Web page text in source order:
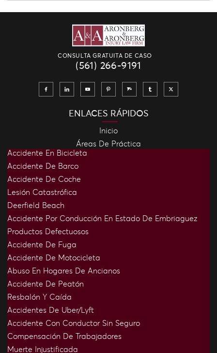
CONSULTA GRATUITA DE CASO
(561) 266-9191
ENLACES RÁPIDOS
Inicio
Áreas De Práctica
Accidente En Bicicleta
Accidente De Barco
Accidente De Coche
Lesión Catastrófica
Deerfield Beach
Accidente Por Conducción En Estado De Embriaguez
Productos Defectuosos
Accidente De Fuga
Accidente De Motocicleta
Abuso En Hogares De Ancianos
Accidente De Peatón
Resbalón Y Caída
Accidentes De Uber/Lyft
Accidente Con Conductor Sin Seguro
Compensación De Trabajadores
Muerte Injustificada